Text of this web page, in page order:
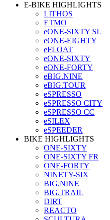
E-BIKE HIGHLIGHTS
LITHOS
ETMO
eONE-SIXTY SL
eONE-EIGHTY
eFLOAT
eONE-SIXTY
eONE-FORTY
eBIG.NINE
eBIG.TOUR
eSPRESSO
eSPRESSO CITY
eSPRESSO CC
eSILEX
eSPEEDER
BIKE HIGHLIGHTS
ONE-SIXTY
ONE-SIXTY FR
ONE-FORTY
NINETY-SIX
BIG.NINE
BIG.TRAIL
DIRT
REACTO